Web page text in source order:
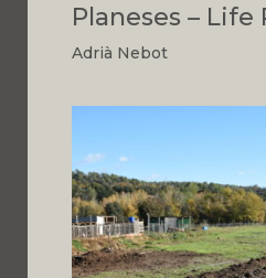
Planeses –
Adrià Nebot